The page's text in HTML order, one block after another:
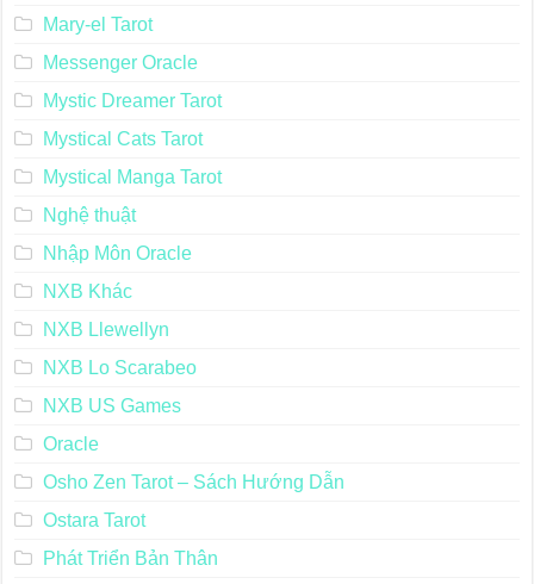
Mary-el Tarot
Messenger Oracle
Mystic Dreamer Tarot
Mystical Cats Tarot
Mystical Manga Tarot
Nghệ thuật
Nhập Môn Oracle
NXB Khác
NXB Llewellyn
NXB Lo Scarabeo
NXB US Games
Oracle
Osho Zen Tarot – Sách Hướng Dẫn
Ostara Tarot
Phát Triển Bản Thân